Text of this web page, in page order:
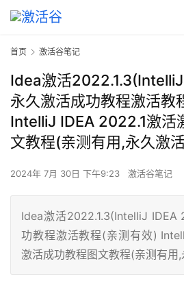
首页 激活谷笔记
Idea激活
永久激活成功教程激活教
IntelliJ IDEA 2022.1激活
文教程(亲测有用,永久激
2024年 7月 30日 下午9:23 激活谷笔记
Idea激活2022.1.3(IntelliJ IDEA
功教程激活教程(亲测有效)
激活成功教程图文教程(亲测有用